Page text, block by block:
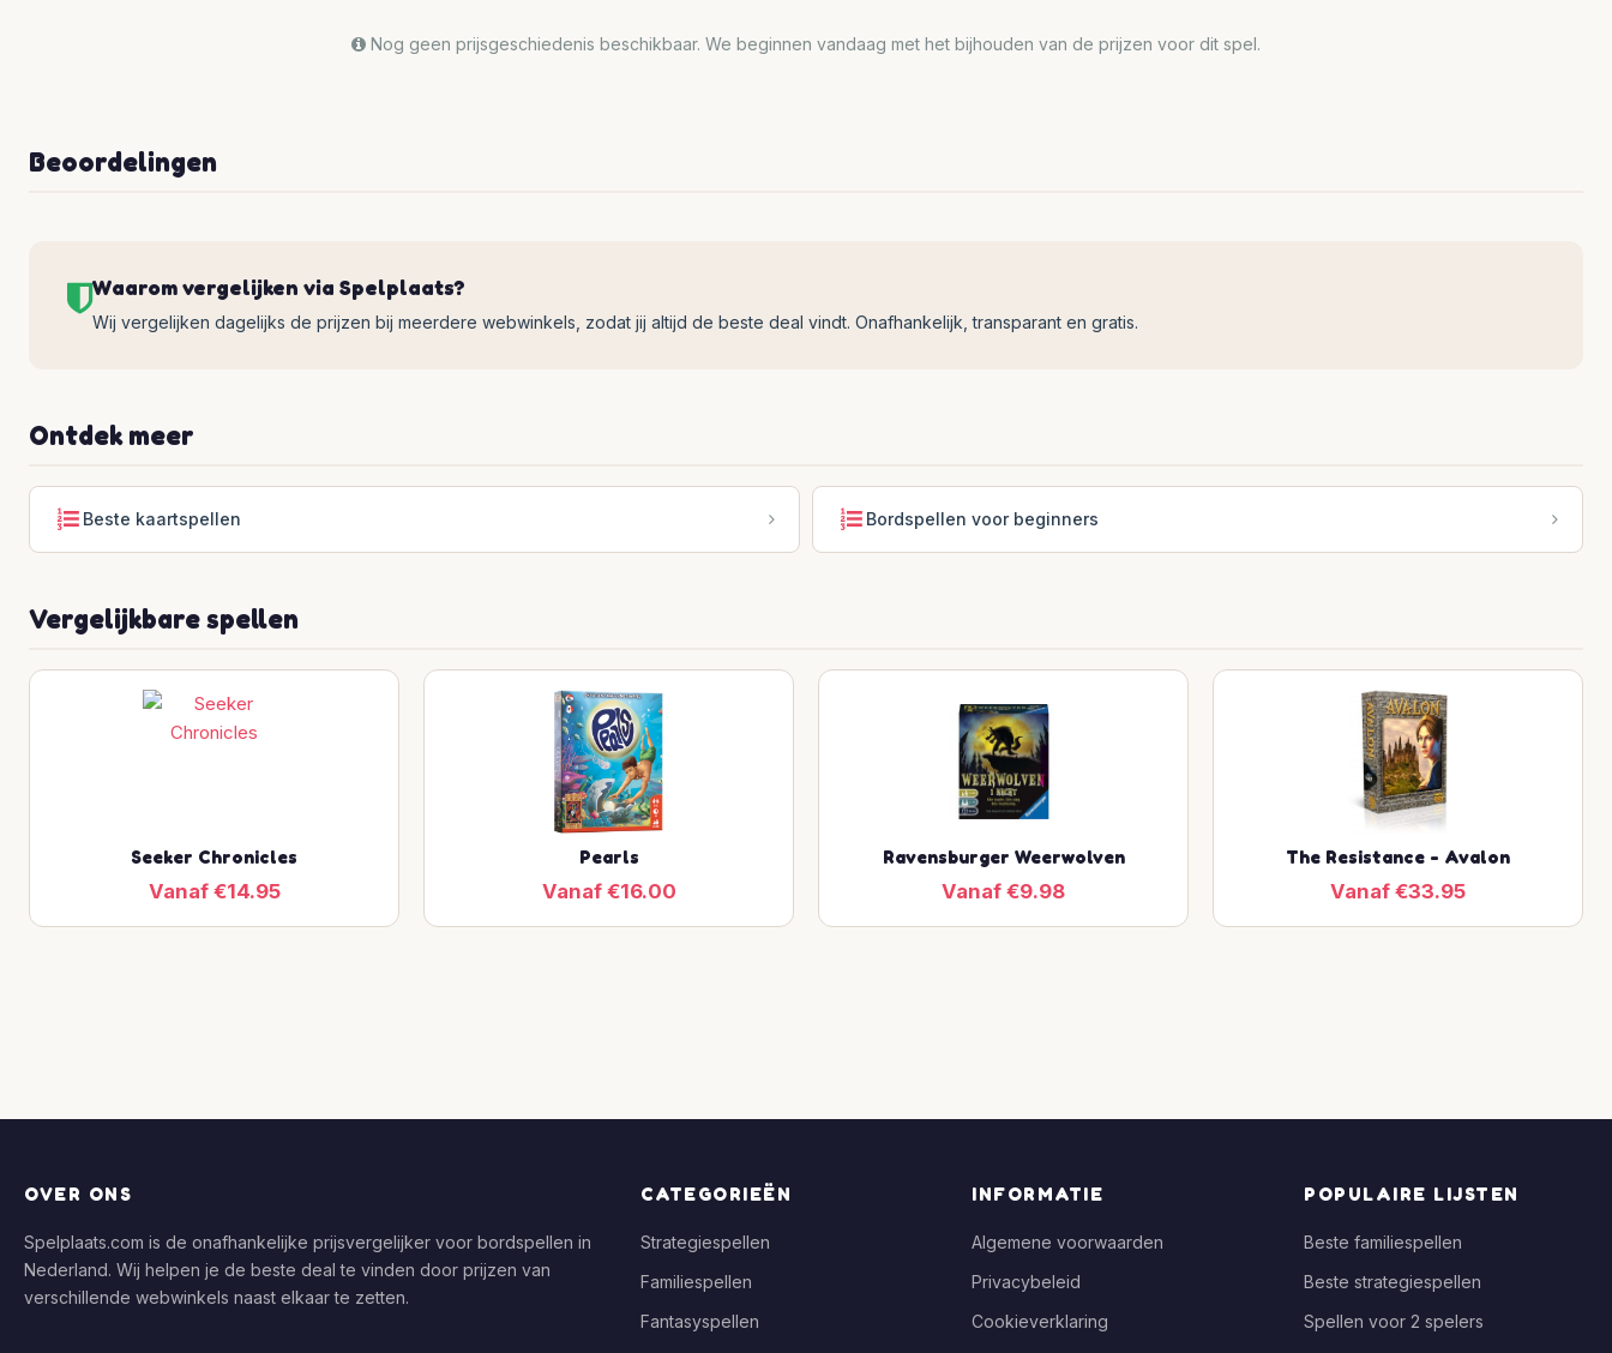
Nog geen prijsgeschiedenis beschikbaar. We beginnen vandaag met het bijhouden van de prijzen voor dit spel.
Beoordelingen
Waarom vergelijken via Spelplaats?
Wij vergelijken dagelijks de prijzen bij meerdere webwinkels, zodat jij altijd de beste deal vindt. Onafhankelijk, transparant en gratis.
Ontdek meer
Beste kaartspellen Bordspellen voor beginners
Vergelijkbare spellen
Seeker Chronicles
Vanaf €14.95
Pearls
Vanaf €16.00
Ravensburger Weerwolven
Vanaf €9.98
The Resistance - Avalon
Vanaf €33.95
OVER ONS
Spelplaats.com is de onafhankelijke prijsvergelijker voor bordspellen in
Nederland. Wij helpen je de beste deal te vinden door prijzen van
verschillende webwinkels naast elkaar te zetten.
CATEGORIEËN
Strategiespellen
Familiespellen
Fantasyspellen
INFORMATIE
Algemene voorwaarden
Privacybeleid
Cookieverklaring
POPULAIRE LIJSTEN
Beste familiespellen
Beste strategiespellen
Spellen voor 2 spelers